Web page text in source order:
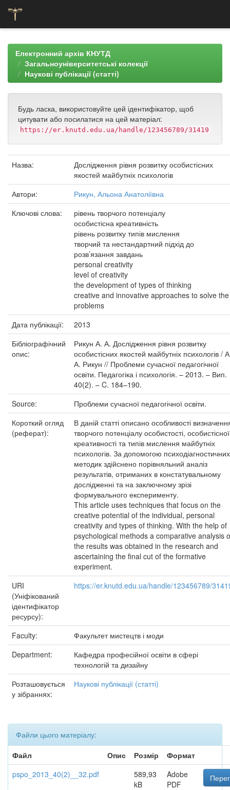
navigationЕлектронний архів КНУТД
Загальноуніверситетські колекції
Наукові публікації (статті)
Будь ласка, використовуйте цей ідентифікатор, щоб
цитувати або посилатися на цей матеріал:
https://er.knutd.edu.ua/handle/123456789/31419
Назва:
Дослідження рівня розвитку особистісних
якостей майбутніх психологів
Автори:
Рикун, Альона Анатоліївна
Ключові слова:
рівень творчого потенціалу
особистісна креативність
рівень розвитку типів мислення
творчий та нестандартний підхід до
розв’язання завдань
personal creativity
level of creativity
the development of types of thinking
creative and innovative approaches to solve the
problems
Дата публікації:
2013
Бібліографічний
опис:
Рикун А. А. Дослідження рівня розвитку
особистісних якостей майбутніх психологів /
А. Рикун // Проблеми сучасної педагогічної
освіти. Педагогіка і психологія. – 2013. – Вип.
40(2). – C. 184–190.
Source:
Проблеми сучасної педагогічної освіти.
Короткий огляд
(реферат):
В даній статті описано особливості
творчого потенціалу особистості, особистісної
креативності та типів мислення майбутніх
психологів. За допомогою психодіагностичних
методик здійснено порівняльний аналіз
результатів, отриманих в констатувальному
дослідженні та на заключному зрізі
формувального експерименту.
This article uses techniques that focus on the
creative potential of the individual, personal
creativity and types of thinking. With the help of
psychological methods a comparative analysis
the results was obtained in the research and
ascertaining the final cut of the formative
experiment.
URI
(Уніфікований
ідентифікатор
ресурсу):
https://er.knutd.edu.ua/handle/123456789/
Faculty:
Факультет мистецтв і моди
Department:
Кафедра професійної освіти в сфері
технологій та дизайну
Розташовується
у зібраннях:
Наукові публікації (статті)
Файли цього матеріалу:
Файл
Опис Розмір
Формат
pspo_2013_40(2)__32.pdf
589,93
kB
Adobe
PDF